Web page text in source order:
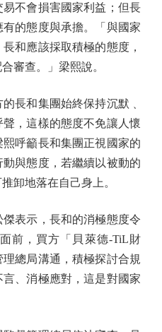
不會損害國家利益；但長
的態度與承擔。「與國家
和應該採取積極的態度，
審查。」梁熙說。
和集團始終保持沉默﹑
，這樣的態度不免讓人懷
呼籲長和集團正視國家的
與態度，若繼續以被動的
卸地落在自己身上。
表示，長和的消極態度令
前，買方「貝萊德-TiL財
總局溝通，積極探討合規
、消極應對，這是對國家